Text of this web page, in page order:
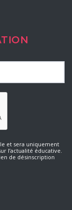
et sera uniquement
l’actualité éducative.
de désinscription